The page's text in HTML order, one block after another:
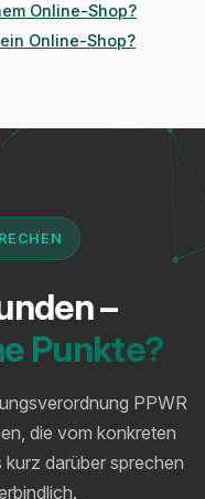
Online-Shop?
Online-Shop?
–
Punkte?
PPWR
die vom konkreten
darüber sprechen